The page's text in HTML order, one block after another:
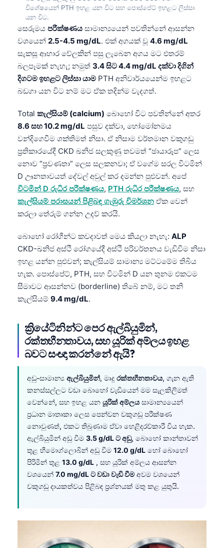
විශේෂයෙන් PTH ඉහළ යන විට සහ පොස්පේට් ඉහළට ලිස්සා
යන විට.
සෙරුමය පරීක්ෂණය සාමාන්‍යයෙන් පවතින්නේ ආසන්න
වශයෙන් 2.5-4.5 mg/dL. එක් අගයක් වූ 4.6 mg/dL
සැකසූ ආහාර වේලකින් පසු ලැබෙන අගය මට එතරම්
බලපෑමක් නැහැ; නමුත් 3.4 සිට 4.4 mg/dL දක්වා දිගින්
දිගටම ඉහළට ලිස්සා යාම PTH අනිවාර්යයෙන්ම ඉහළට
බඩගා යන විට නම් මට ඒක තදින්ම වැදගත්.
Total කැල්සියම් (calcium) බොහෝ විට පවතින්නේ අතර
8.6 සහ 10.2 mg/dL පසුව දක්වා, හෝමෝනමය
වන්දිගෙවීම ශක්තිමත් නිසා. ඒ නිසාම වර්තමාන වකුගඩු
ප්‍රතිකාරයේදී CKD ඛනිජ සලකුණු තවමත් “ඡායාරූප” ලෙස
නොව “ප්‍රවණතා” ලෙස සලකනවා; ඒ වගේම සරල විටමින්
D ඌනතාවයත් දේවල් අවුල් කර දමන්න පුළුවන්. අපේ
විටමින් D රුධිර පරීක්ෂණය, PTH රුධිර පරීක්ෂණය, සහ
කැල්සියම් පරාසයන් පිළිබඳ ගැඹුරු විමර්ශන ඒක වෙන්
කරලා තේරුම් ගන්න උදව් කරයි.
බොහෝ රෝගීන්ට කවදාවත් මෙය කියලා නැහැ: ALP
CKD-ඛනිජ අස්ථි රෝගයේදී අස්ථි පරිවර්තනය වැඩිවීම නිසා
ඉහළ යන්න පුළුවන්; කැල්සියම් සාමාන්‍ය මට්ටමේම තිබිය
හැක. පොස්පේට්, PTH, සහ විටමින් D යන තුනම එකටම
සීමාවට ආසන්නව (borderline) තිබේ නම්, මට තනි
කැල්සියම් 9.4 mg/dL.
ක්‍රියේටිනින්ට පෙර ඇල්බියුමින්,
රක්තහීනතාවය, සහ යූරික් අම්ලය ඉහළ
බවට සංඥා කරන්නේ ඇයි?
අඩු-සාමාන්‍ය ඇල්බියුමින්, මෘදු රක්තහීනතාවය, ගැන ඇති
කනස්සල්ලට වඩා බොහෝ වැඩියෙන් මම සැලකිලිමත්
වෙන්නේ, සහ ඉහළ යන යූරික් අම්ලය සාමාන්‍යයෙන්
ප්‍රධාන මාතෘකා ලෙස පෙන්වන වකුගඩු පරීක්ෂණ
නොවුණත්, එකට තිබුණාම ඒවා හෙළිදරව්කාරී විය හැක.
ඇල්බියුමින් අඩු වීම 3.5 g/dL ට අඩු, බොහෝ කාන්තාවන්
තුළ හීමොග්ලොබින් අඩු වීම 12.0 g/dL හෝ බොහෝ
පිරිමින් තුළ 13.0 g/dL , සහ යූරික් අම්ලය ආසන්න
වශයෙන් 7.0 mg/dL ට වඩා වැඩි වීම අවම වශයෙන්
වකුගඩු දායකත්වය පිළිබඳ ප්‍රශ්නයක් මතු කළ යුතුයි.
Српски језик
Svenska
Azərbaycan dili
Eesti
日本語
Čeština
ქართული
Русский
Lietuvių kalba
한국어
Slovenščina
Magyar
বাংলা
اردو
తెలుగు
ગુજરાતી
ಕನ್ನಡ
മലയാളം
Bahasa Melayu
Tiếng Việt
Tagalog
ဗမာစာ
ភាសាខ្មែរ
Kiswahili
አማርኛ
Українська
O‘zbekcha